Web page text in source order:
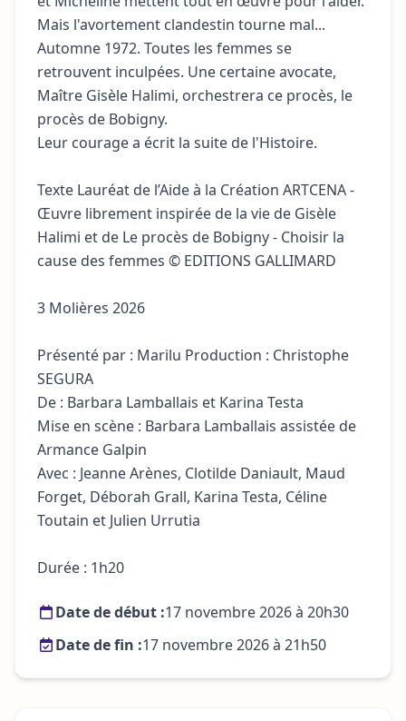
Mais l'avortement clandestin tourne mal...
Automne 1972. Toutes les femmes se
retrouvent inculpées. Une certaine avocate,
Maître Gisèle Halimi, orchestrera ce procès, le
procès de Bobigny.
Leur courage a écrit la suite de l'Histoire.
Texte Lauréat de l’Aide à la Création ARTCENA -
Œuvre librement inspirée de la vie de Gisèle
Halimi et de Le procès de Bobigny - Choisir la
cause des femmes © EDITIONS GALLIMARD
3 Molières 2026
Présenté par : Marilu Production : Christophe
SEGURA
De : Barbara Lamballais et Karina Testa
Mise en scène : Barbara Lamballais assistée de
Armance Galpin
Avec : Jeanne Arènes, Clotilde Daniault, Maud
Forget, Déborah Grall, Karina Testa, Céline
Toutain et Julien Urrutia
Durée : 1h20
Date de début :17 novembre 2026 à 20h30
Date de fin :17 novembre 2026 à 21h50